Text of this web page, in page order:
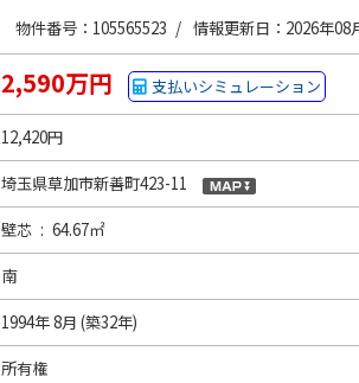
物件番号：105565523 / 情報更新日：2026年
2,590万円 支払いシミュレーション
12,420円
埼玉県草加市新善町423-11
壁芯 : 64.67㎡
南
1994年 8月 (築32年)
所有権